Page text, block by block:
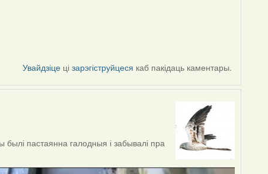
Увайдзіце цізарэгіструйцеся каб пакідаць каментары.
пастаянна галодныя і забывалі пра